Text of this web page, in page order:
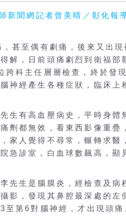
聞網記者曾美晴／彰化報
甚至偶有劇痛，後來又出現
解，日前頭痛劇烈到衛福部
跨科主任層層檢查，終於發
神經產生各種症狀，臨床上
生有高血壓病史，平時身體
劑都無效，看東西影像重疊
家人覺得不尋常，輾轉求醫
急診室，白血球數飆高，顯
先生是腦膜炎，經檢查及病
影，發現其鼻腔最深處的左
至第6對腦神經，才出現頭痛